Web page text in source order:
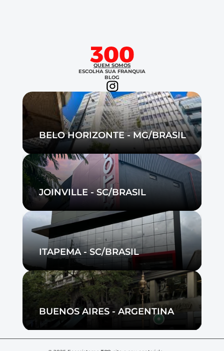
QUEM SOMOS
ESCOLHA SUA FRANQUIA
BLOG
BELO HORIZONTE - MG/BRASIL
JOINVILLE - SC/BRASIL
ITAPEMA - SC/BRASIL
BUENOS AIRES - ARGENTINA